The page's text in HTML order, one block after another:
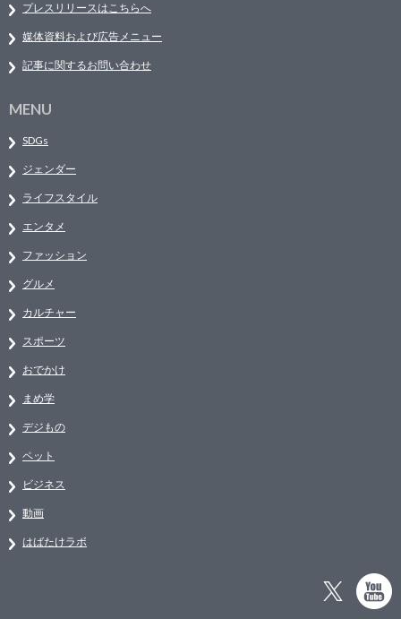
プレスリリースはこちらへ
媒体資料および広告メニュー
記事に関するお問い合わせ
MENU
SDGs
ジェンダー
ライフスタイル
エンタメ
ファッション
グルメ
カルチャー
スポーツ
おでかけ
まめ学
デジもの
ペット
ビジネス
動画
はばたけラボ